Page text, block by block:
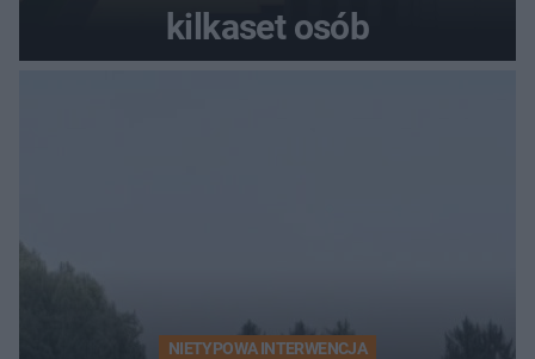
kilkaset osób
NIETYPOWA INTERWENCJA